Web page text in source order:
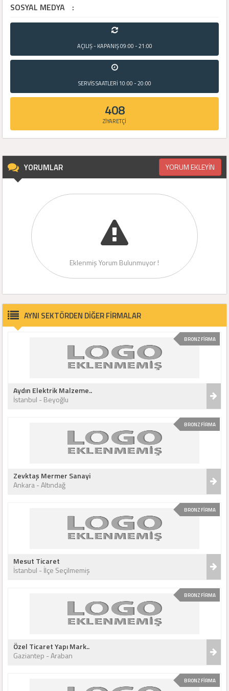
SOSYAL MEDYA :
AÇILIŞ - KAPANIŞ09:00 - 21:00
SERVİS SAATLERİ 10:00 - 20:00
408
ZİYARETÇİ
YORUMLAR YORUM EKLEYİN
Eklenmiş Yorum Bulunmuyor !
AYNI SEKTÖRDEN DİĞER FİRMALAR
BRONZ FİRMA
Aydın Elektrik Malzeme..
İstanbul - Beyoğlu
BRONZ FİRMA
Zevktaş Mermer Sanayi
Ankara - Altındağ
BRONZ FİRMA
Mesut Ticaret
İstanbul - İlçe Seçilmemiş
BRONZ FİRMA
Özel Ticaret Yapı Mark..
Gaziantep - Araban
BRONZ FİRMA